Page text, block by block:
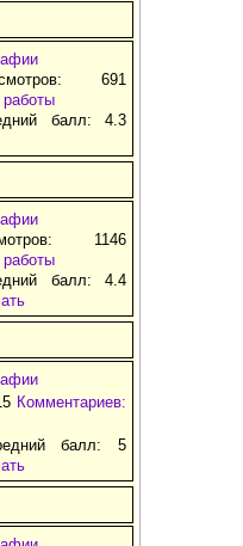
691
балл: 4.3
1146
балл: 4.4
Комментариев:
балл: 5